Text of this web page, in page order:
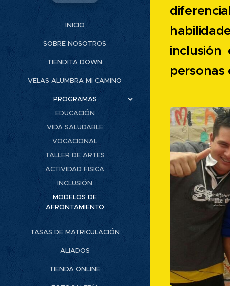
INICIO
SOBRE NOSOTROS
TIENDITA DOWN
VELAS ALUMBRA MI CAMINO
PROGRAMAS
EDUCACIÓN
VIDA SALUDABLE
VOCACIONAL
TALLER DE ARTES
ACTIVIDAD FISICA
INCLUSIÓN
MODELOS DE
AFRONTAMIENTO
TASAS DE MATRICULACIÓN
ALIADOS
TIENDA ONLINE
personas